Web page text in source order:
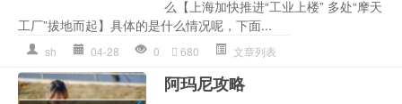
么【上海加快推进“工业上楼” 多处“摩天
工厂”拔地而起】具体的是什么情况呢，下面...
sh 04-28 0 680 文章列表
阿玛尼攻略